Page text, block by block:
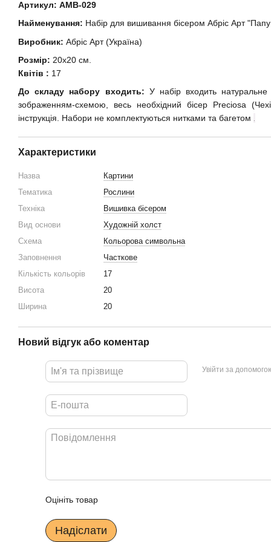
Артикул: АМВ-029
Найменування: Набір для вишивання бісером Абріс Арт
Виробник: Абріс Арт (Україна)
Розмір: 20х20 см.
Квітів : 17
До складу набору входить: У набір входить
зображенням-схемою, весь необхідний бісер Preciosa
інструкція. Набори не комплектуються нитками та багетом .
Характеристики
Назва
Картини
Тематика
Рослини
Техніка
Вишивка бісером
Вид основи
Художній холст
Схема
Кольорова символьна
Заповнення
Часткове
Кількість кольорів
17
Висота
20
Ширина
20
Новий відгук або коментар
Увійти за
Оцініть товар
Надіслати